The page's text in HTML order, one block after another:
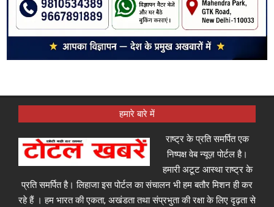
हमारे बारे में
राष्ट्र के प्रति समर्पित एक
निष्पक्ष वेब न्यूज़ पोर्टल है।
हमारी अटूट आस्था राष्ट्र के
प्रति समर्पित है। लिहाजा इस पोर्टल का संचालन भी हम बतौर मिशन ही कर
रहे हैं । हम भारत की एकता, अखंडता तथा संप्रभुता की रक्षा के लिए दृढ़ता से